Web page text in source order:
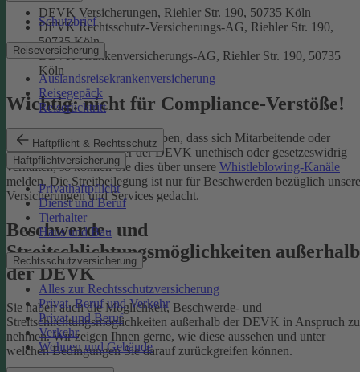
Schutzbrief
Reiseversicherung
Auslandsreisekrankenversicherung
Reisegepäck
Reiserücktritt
Haftpflicht & Rechtsschutz
Haftpflichtversicherung
Privathaftpflicht
Dienst und Beruf
Tierhalter
Haus und Bau
Rechtsschutzversicherung
Alles zur Rechtsschutzversicherung
Privat, Beruf und Verkehr
Privat und Beruf
Verkehr
Wohnen und Gebäude
DEVK Versicherungen, Riehler Str. 190, 50735 Köln
DEVK Rechtsschutz-Versicherungs-AG, Riehler Str. 190,
50735 Köln
DEVK Krankenversicherungs-AG, Riehler Str. 190, 50735
Köln
Wichtig: nicht für Compliance-Verstöße!
Wenn Sie Kenntnis darüber haben, dass sich Mitarbeitende oder
Partnerinnen und Partner der DEVK unethisch oder gesetzeswidrig
verhalten, so können Sie dies über unsere Whistleblowing-Kanäle
melden. Die Streitbeilegung ist nur für Beschwerden bezüglich
Versicherungen und Services gedacht.
Beschwerde- und
Streitschlichtungsmöglichkeiten außerhalb
der DEVK
Sie haben auch die Möglichkeit, Beschwerde- und
Streitschlichtungsmöglichkeiten außerhalb der DEVK in Anspruch zu
nehmen. Wir zeigen Ihnen gerne, wie diese aussehen und unter
welchen Bedingungen Sie darauf zurückgreifen können.